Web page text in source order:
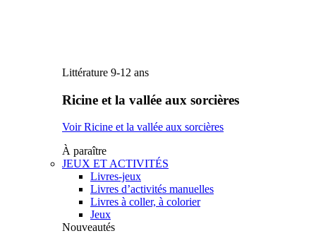
Littérature 9-12 ans
Ricine et la vallée aux sorcières
Voir Ricine et la vallée aux sorcières
À paraître
JEUX ET ACTIVITÉS
Livres-jeux
Livres d’activités manuelles
Livres à coller, à colorier
Jeux
Nouveautés